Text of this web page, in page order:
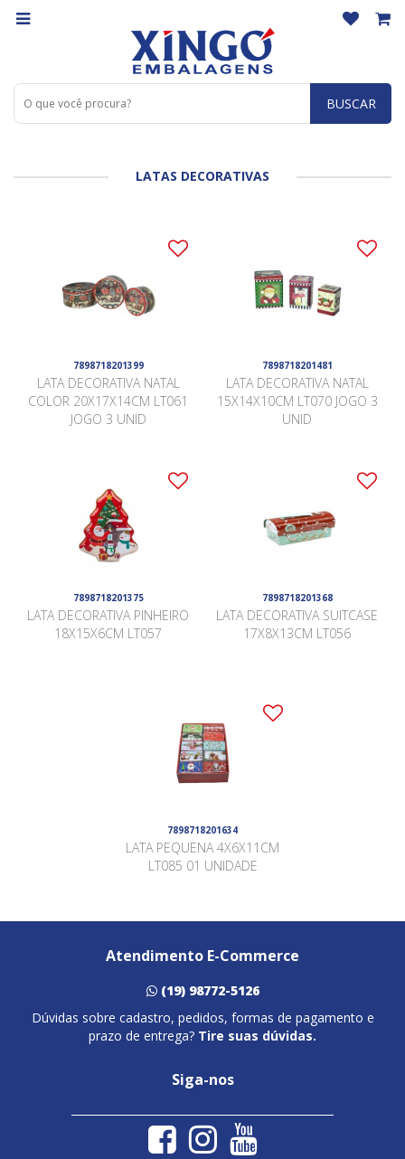
BUSCAR
LATAS DECORATIVAS
7898718201399
LATA DECORATIVA NATAL
COLOR 20X17X14CM LT061
JOGO 3 UNID
7898718201481
LATA DECORATIVA NATAL
15X14X10CM LT070 JOGO 3
UNID
7898718201375
LATA DECORATIVA PINHEIRO
18X15X6CM LT057
7898718201368
LATA DECORATIVA SUITCASE
17X8X13CM LT056
7898718201634
LATA PEQUENA 4X6X11CM
LT085 01 UNIDADE
Atendimento E-Commerce
(19) 98772-5126
Dúvidas sobre cadastro, pedidos, formas de pagamento e
prazo de entrega? Tire suas dúvidas.
Siga-nos